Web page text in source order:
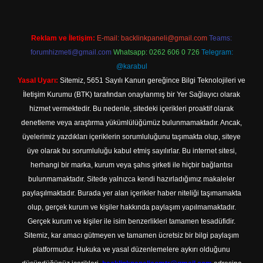
Reklam ve İletişim: E-mail: backlinkpaneli@gmail.com Teams:
forumhizmeti@gmail.com Whatsapp: 0262 606 0 726 Telegram:
@karabul
Yasal Uyarı: Sitemiz, 5651 Sayılı Kanun gereğince Bilgi Teknolojileri ve
İletişim Kurumu (BTK) tarafından onaylanmış bir Yer Sağlayıcı olarak
hizmet vermektedir. Bu nedenle, sitedeki içerikleri proaktif olarak
denetleme veya araştırma yükümlülüğümüz bulunmamaktadır. Ancak,
üyelerimiz yazdıkları içeriklerin sorumluluğunu taşımakta olup, siteye
üye olarak bu sorumluluğu kabul etmiş sayılırlar. Bu internet sitesi,
herhangi bir marka, kurum veya şahıs şirketi ile hiçbir bağlantısı
bulunmamaktadır. Sitede yalnızca kendi hazırladığımız makaleler
paylaşılmaktadır. Burada yer alan içerikler haber niteliği taşımamakta
olup, gerçek kurum ve kişiler hakkında paylaşım yapılmamaktadır.
Gerçek kurum ve kişiler ile isim benzerlikleri tamamen tesadüfidir.
Sitemiz, kar amacı gütmeyen ve tamamen ücretsiz bir bilgi paylaşım
platformudur. Hukuka ve yasal düzenlemelere aykırı olduğunu